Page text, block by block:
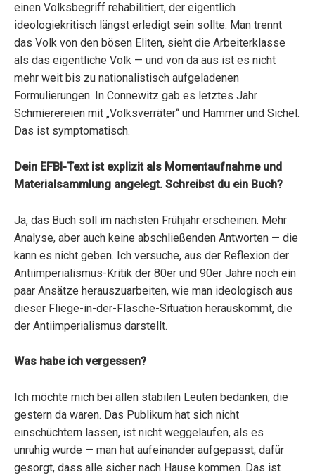
einen Volksbegriff rehabilitiert, der eigentlich
ideologiekritisch längst erledigt sein sollte. Man trennt
das Volk von den bösen Eliten, sieht die Arbeiterklasse
als das eigentliche Volk — und von da aus ist es nicht
mehr weit bis zu nationalistisch aufgeladenen
Formulierungen. In Connewitz gab es letztes Jahr
Schmierereien mit „Volksverräter“ und Hammer und Sichel.
Das ist symptomatisch.
Dein EFBI-Text ist explizit als Momentaufnahme und
Materialsammlung angelegt. Schreibst du ein Buch?
Ja, das Buch soll im nächsten Frühjahr erscheinen. Mehr
Analyse, aber auch keine abschließenden Antworten — die
kann es nicht geben. Ich versuche, aus der Reflexion der
Antiimperialismus-Kritik der 80er und 90er Jahre noch ein
paar Ansätze herauszuarbeiten, wie man ideologisch aus
dieser Fliege-in-der-Flasche-Situation herauskommt, die
der Antiimperialismus darstellt.
Was habe ich vergessen?
Ich möchte mich bei allen stabilen Leuten bedanken, die
gestern da waren. Das Publikum hat sich nicht
einschüchtern lassen, ist nicht weggelaufen, als es
unruhig wurde — man hat aufeinander aufgepasst, dafür
gesorgt, dass alle sicher nach Hause kommen. Das ist